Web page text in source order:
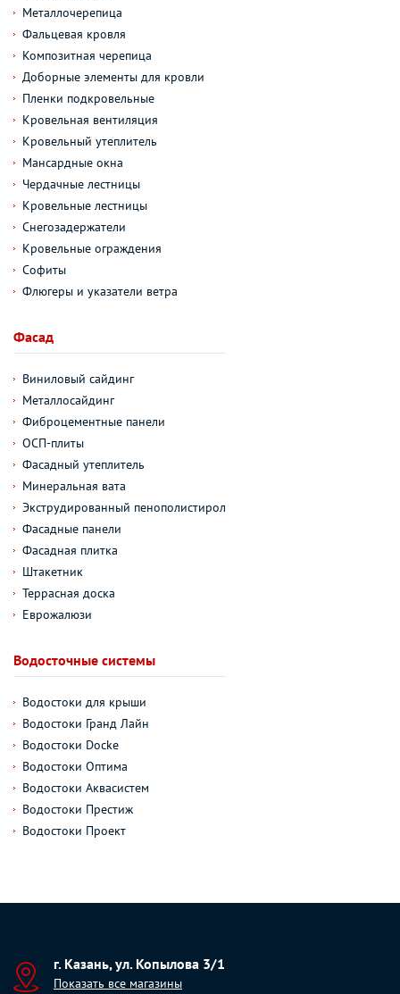
Металлочерепица
Фальцевая кровля
Композитная черепица
Доборные элементы для кровли
Пленки подкровельные
Кровельная вентиляция
Кровельный утеплитель
Мансардные окна
Чердачные лестницы
Кровельные лестницы
Снегозадержатели
Кровельные ограждения
Софиты
Флюгеры и указатели ветра
Фасад
Виниловый сайдинг
Металлосайдинг
Фиброцементные панели
ОСП-плиты
Фасадный утеплитель
Минеральная вата
Экструдированный пенополистирол
Фасадные панели
Фасадная плитка
Штакетник
Террасная доска
Еврожалюзи
Водосточные системы
Водостоки для крыши
Водостоки Гранд Лайн
Водостоки Docke
Водостоки Оптима
Водостоки Аквасистем
Водостоки Престиж
Водостоки Проект
г. Казань, ул. Копылова 3/1
Показать все магазины